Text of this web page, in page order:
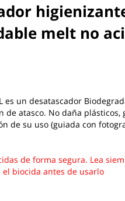
melt no
es un desatascador
atasco. No daña plásticos,
de su uso (guiada con
de forma segura. Lea
biocida antes de usarlo